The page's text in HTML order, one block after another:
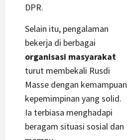
DPR.
Selain itu, pengalaman
bekerja di berbagai
organisasi masyarakat
turut membekali Rusdi
Masse dengan kemampuan
kepemimpinan yang solid.
Ia terbiasa menghadapi
beragam situasi sosial dan